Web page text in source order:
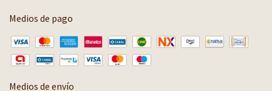
Medios de pago
Medios de envío